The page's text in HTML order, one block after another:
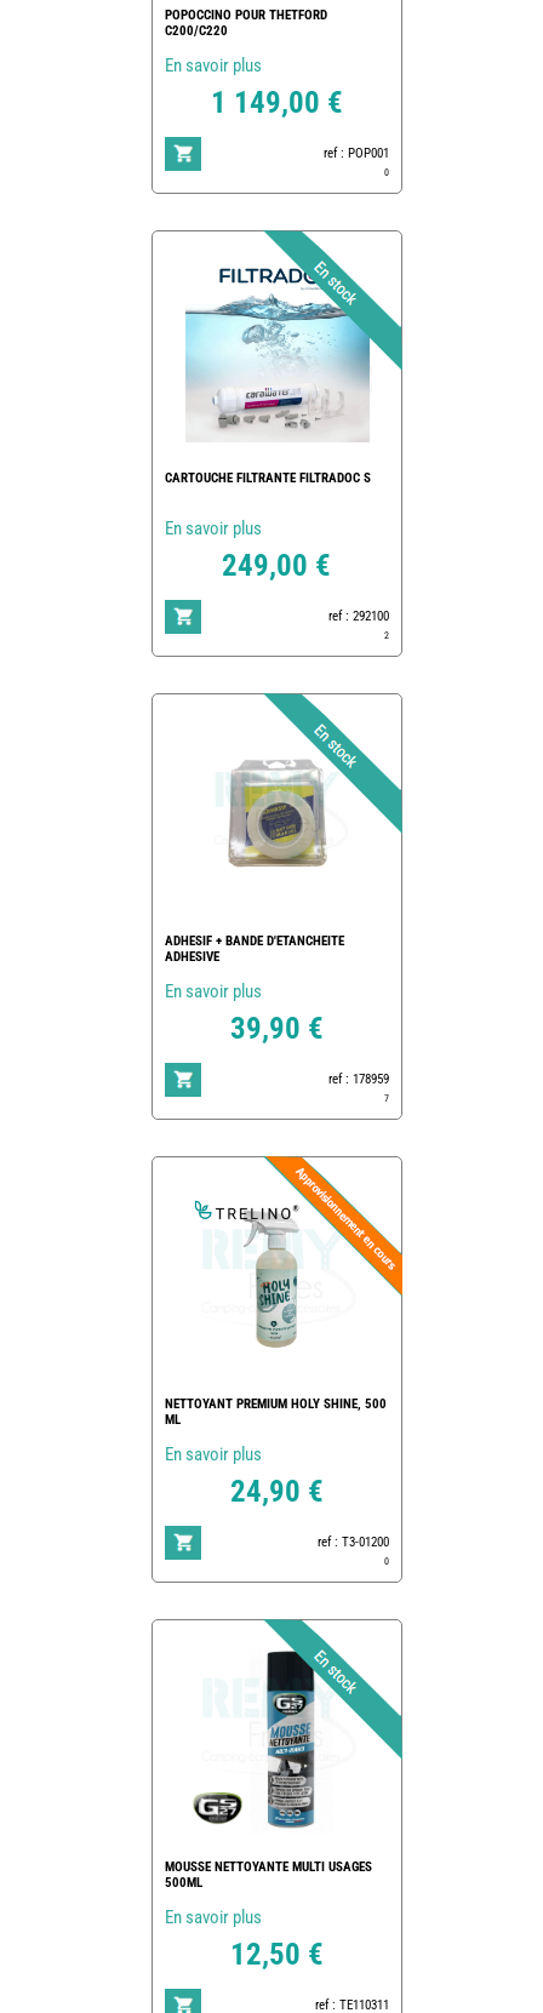
POPOCCINO POUR THETFORD
C200/C220
En savoir plus
1 149,00 €
ref : POP001
0
CARTOUCHE FILTRANTE FILTRADOC S
En savoir plus
249,00 €
ref : 292100
2
ADHESIF + BANDE D'ETANCHEITE
ADHESIVE
En savoir plus
39,90 €
ref : 178959
7
NETTOYANT PREMIUM HOLY SHINE, 500
ML
En savoir plus
24,90 €
ref : T3-01200
0
MOUSSE NETTOYANTE MULTI USAGES
500ML
En savoir plus
12,50 €
ref : TE110311